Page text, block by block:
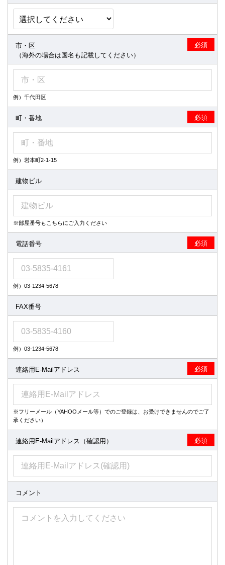
とします。
電子版のＩＤ及びパスワードの管理不十分、使用上の過誤、第三
者の使用など等による損害の責任は、会員が負うものとし、当社
は一切責任を負いません。
会員は、パスワードを失念した場合は直ちに当社に申し出、当社
の指示に従うものとします。
えた場合、会員は自己の責任と費用において解決し、当社に迷惑
をかけてはならず、また、損害を与えてはならないものとしま
す。
第7条（登録情報の内容の変更）
会員は、利用申込時に届け出た内容に変更があった場合は、変更
届出を行うものとします。
どの不利益を被ったとしても当社は一切の義務を負いません。
会員の登録情報は、法令及び国家機関等において開示が求められ
た場合は、開示することがあります。
第8条（禁止事項）
会員は、当サービス利用にあたって、以下の行為を行ってはなら
ないものとします。
他の利用者、第三者（コンテンツ提供者を含む、以下本条にお
いて同様）もしくは当社の著作権又はその他の権利を侵害する
行為、及び侵害するおそれのある行為。
他の利用者、第三者もしくは当社の財産又はプライバシーを侵
害する行為、及び侵害するおそれのある行為。
他の利用者、第三者もしくは当社を誹謗中傷する行為。
公序良俗に反する行為、又はそのおそれのある行為もしくは公
序良俗に反する情報を他の利用者又は第三者に提供する行為
ある行為
電子版のユーザーＩＤ及びパスワードを不正に使用する行為
コンピューターウィルス等の有害なプログラムを当サービスを
通じて、又は当サービスに関連して使用し、もしくは提供する
行為
当サイト内の情報を、当社の同意なしに、生成AI等（人工知
能、RPA、ロボット、プログラム、ソフトウェア等を含むがこ
れに限りません。）に学習させる行為、またはデータマイニン
グ、テキストマイニング、AI開発を目的としたディープラーニ
第9条（反社会的勢力の排除）
会員は、当社に対して、次の各号の事項を表明し、かつ、将来に
わたっても確約します。
自らが、暴力団、暴力団員、暴力団員でなくなった時から5年
を経過しない者、暴力団準構成員、暴力団関係企業、総会屋、
社会運動等標ぼうゴロ又は特殊知能暴力集団等、その他これら
に準ずる者（以下、反社会的勢力）ではないこと。
会員が法人の場合、反社会的勢力が経営を支配している、また
は実質的に関与していると認められる関係を有しないこと。
反社会的勢力を利用していると認められる関係を有しないこ
自らが、反社会的勢力に対して資金等を提供し、または便宜を
市・区
必須
（海外の場合は国名も記載してください）
例）千代田区
町・番地 必須
例）岩本町2-1-15
建物ビル
※部屋番号もこちらにご入力ください
電話番号 必須
例）03-1234-5678
FAX番号
例）03-1234-5678
連絡用E-Mailアドレス 必須
※フリーメール（YAHOOメール等）でのご登録は、お受けできませんのでご了
承ください）
連絡用E-Mailアドレス（確認用） 必須
コメント